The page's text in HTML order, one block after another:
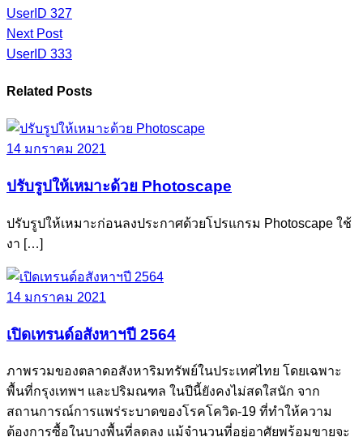
UserID 327
Next Post
UserID 333
Related Posts
14 มกราคม 2021
ปรับรูปให้เหมาะด้วย Photoscape
ปรับรูปให้เหมาะก่อนลงประกาศด้วยโปรแกรม Photoscape ใช้
งา […]
14 มกราคม 2021
เปิดเทรนด์อสังหาฯปี 2564
ภาพรวมของตลาดอสังหาริมทรัพย์ในประเทศไทย โดยเฉพาะ
พื้นที่กรุงเทพฯ และปริมณฑล ในปีนี้ยังคงไม่สดใสนัก จาก
สถานการณ์การแพร่ระบาดของโรคโควิด-19 ที่ทำให้ความ
ต้องการซื้อในบางพื้นที่ลดลง แม้จำนวนที่อยู่อาศัยพร้อมขายจะ